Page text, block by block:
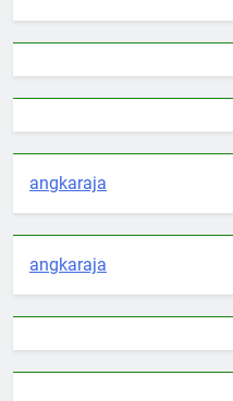
angkaraja
angkaraja